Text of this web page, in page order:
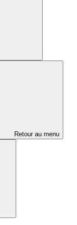
Retour au menu